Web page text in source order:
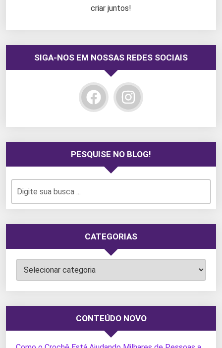
criar juntos!
SIGA-NOS EM NOSSAS REDES SOCIAIS
PESQUISE NO BLOG!
CATEGORIAS
Categorias
CONTEÚDO NOVO